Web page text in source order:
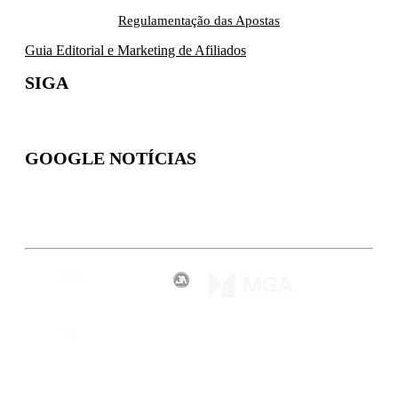
Regulamentação das Apostas
Guia Editorial e Marketing de Afiliados
SIGA
GOOGLE NOTÍCIAS